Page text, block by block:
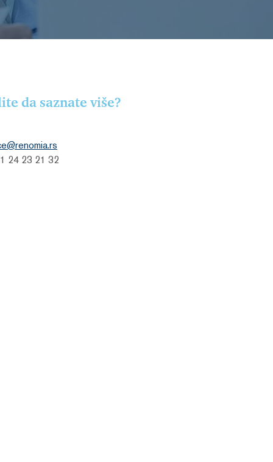
da saznate više?
24 23 21 32